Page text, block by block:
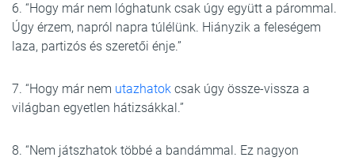
6. “Hogy már nem lóghatunk csak úgy együtt a párommal.
Úgy érzem, napról napra túlélünk. Hiányzik a feleségem
laza, partizós és szeretői énje.”
7. “Hogy már nem utazhatok csak úgy össze-vissza a
világban egyetlen hátizsákkal.”
8. “Nem játszhatok többé a bandámmal. Ez nagyon